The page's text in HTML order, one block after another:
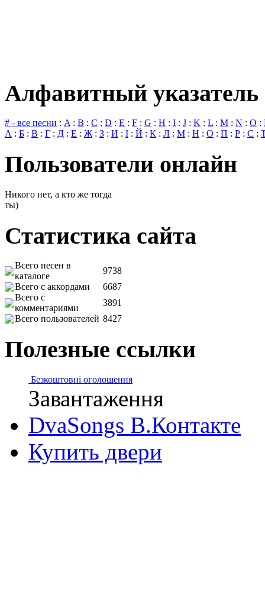
Алфавитный указатель
# - все песни : A: B : C : D : E : F : G : H : I : J : K : L : M : N : O :
А : Б : В : Г : Д : Е : Ж: З : И : І : Й : К : Л : М : Н : О : П : Р : С :
Пользователи онлайн
Никого нет, а кто же тогда
ты)
Статистика сайта
Всего песен в
каталоге
9738
Всего с аккордами
6687
Всего с
комментариями
3891
Всего пользователей 8427
Полезные ссылки
Безкоштовні оголошення
Завантаження
DvaSongs В.Контакте
Купить двери